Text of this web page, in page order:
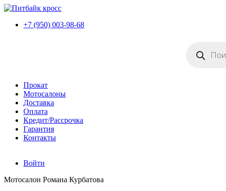
+7 (950) 003-98-68
товаров
Прокат
Мотосалоны
Доставка
Оплата
Кредит/Рассрочка
Гарантия
Контакты
Войти
Мотосалон Романа Курбатова